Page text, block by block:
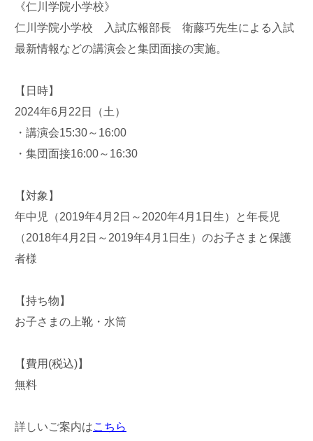
《仁川学院小学校》
仁川学院小学校 入試広報部長 衛藤巧先生による入試
最新情報などの講演会と集団面接の実施。
【日時】
2024年6月22日（土）
・講演会15:30～16:00
・集団面接16:00～16:30
【対象】
年中児（2019年4月2日～2020年4月1日生）と年長児
（2018年4月2日～2019年4月1日生）のお子さまと保護
者様
【持ち物】
お子さまの上靴・水筒
【費用(税込)】
無料
詳しいご案内はこちら